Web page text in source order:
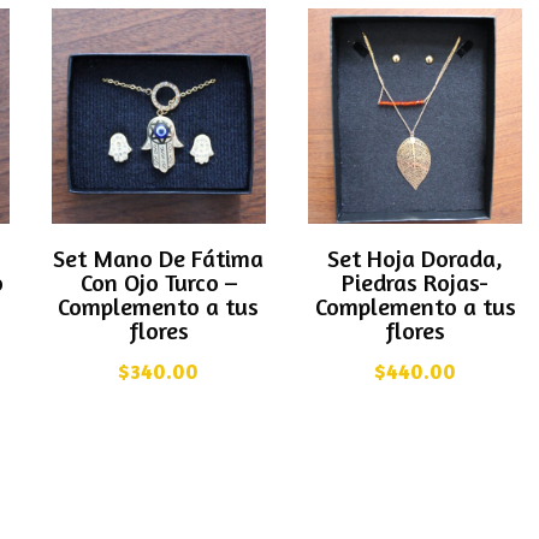
Set Mano De Fátima
Con Ojo Turco –
Complemento a tus
flores
$340.00
Set Hoja Dorada,
Piedras Rojas-
Complemento a tus
flores
$440.00